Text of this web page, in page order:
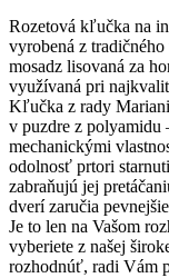
-
HR
Rozetová kľučka na
vyrobená z
mosadz lisovaná za
využívaná pri
Kľučka z rady Mariani
v puzdre z polyamidu
mechanickými
odolnosť prtori
zabraňujú jej
dverí zaručia
Je to len na Vašom
vyberiete z našej
rozhodnúť, radi Vám